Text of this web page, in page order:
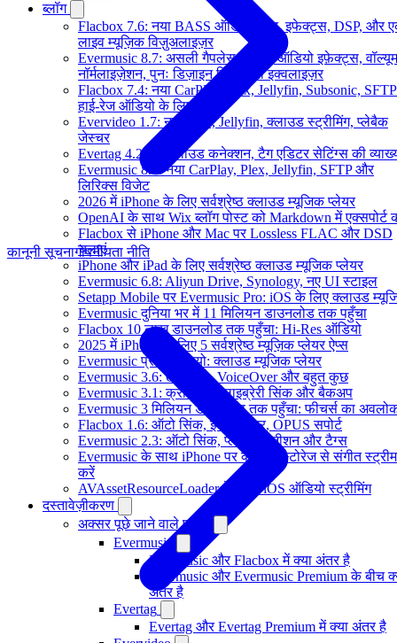
ब्लॉग
Flacbox 7.6: नया BASS ऑडियो इंजन, इफेक्ट्स, DSP, और
लाइव म्यूज़िक विज़ुअलाइज़र
Evermusic 8.7: असली गैपलेस प्लेबैक, ऑडियो इफ़ेक्ट्स, वॉल्यूम
नॉर्मलाइज़ेशन, पुनः डिज़ाइन किया गया इक्वलाइज़र
Flacbox 7.4: नया CarPlay, Plex, Jellyfin, Subsonic, SFTP
हाई-रेज ऑडियो के लिए
Evervideo 1.7: नया Plex, Jellyfin, क्लाउड स्ट्रीमिंग, प्लेबैक
जेस्चर
Evertag 4.2: नए क्लाउड कनेक्शन, टैग एडिटर सेटिंग्स की
Evermusic 8.6: नया CarPlay, Plex, Jellyfin, SFTP और
लिरिक्स विजेट
2026 में iPhone के लिए सर्वश्रेष्ठ क्लाउड म्यूजिक प्लेयर
OpenAI के साथ Wix ब्लॉग पोस्ट को Markdown में एक्सपोर्ट
Flacbox से iPhone और Mac पर Lossless FLAC और DSD
चलाएं
iPhone और iPad के लिए सर्वश्रेष्ठ क्लाउड म्यूजिक प्लेयर
Evermusic 6.8: Aliyun Drive, Synology, नए UI स्टाइल
Setapp Mobile पर Evermusic Pro: iOS के लिए क्लाउड
Evermusic दुनिया भर में 11 मिलियन डाउनलोड तक पहुँचा
Flacbox 10 लाख डाउनलोड तक पहुँचा: Hi-Res ऑडियो
2025 में iPhone के लिए 5 सर्वश्रेष्ठ म्यूज़िक प्लेयर ऐप्स
Evermusic प्रोमो वीडियो: क्लाउड म्यूजिक प्लेयर
Evermusic 3.6: CarPlay, VoiceOver और बहुत कुछ
Evermusic 3.1: क्रॉसफ़ेड, लाइब्रेरी सिंक और बैकअप
Evermusic 3 मिलियन डाउनलोड तक पहुँचा: फीचर्स का
Flacbox 1.6: ऑटो सिंक, इक्वलाइज़र, OPUS सपोर्ट
Evermusic 2.3: ऑटो सिंक, प्लेबैक पोजीशन और टैग्स
Evermusic के साथ iPhone पर क्लाउड स्टोरेज से संगीत स्ट्रीम
करें
AVAssetResourceLoader के साथ iOS ऑडियो स्ट्रीमिंग
दस्तावेज़ीकरण
अक्सर पूछे जाने वाले प्रश्न
Evermusic
Evermusic और Flacbox में क्या अंतर है
Evermusic और Evermusic Premium के बीच
अंतर है
Evertag
Evertag और Evertag Premium में क्या अंतर है
कानूनी सूचनागोपनीयता नीति